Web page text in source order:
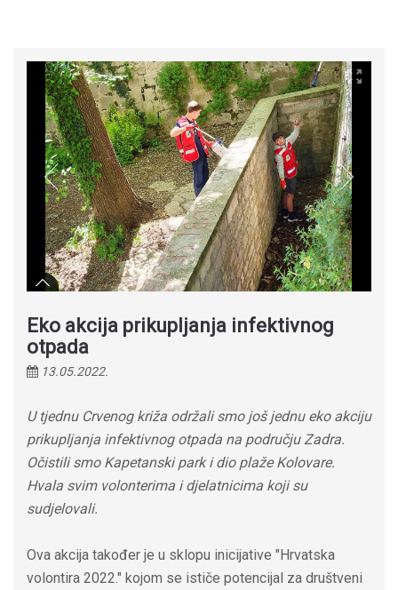
Eko akcija prikupljanja infektivnog
otpada
13.05.2022.
U tjednu Crvenog križa održali smo još jednu eko akciju
prikupljanja infektivnog otpada na području Zadra.
Očistili smo Kapetanski park i dio plaže Kolovare.
Hvala svim volonterima i djelatnicima koji su
sudjelovali.
Ova akcija također je u sklopu inicijative "Hrvatska
volontira 2022." kojom se ističe potencijal za društveni